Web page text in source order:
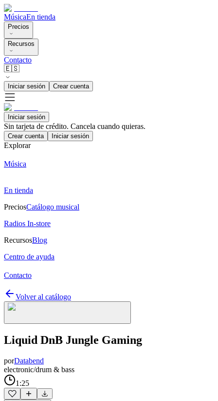
MúsicaEn tienda
Precios
Recursos
Contacto
🇪🇸
Iniciar sesión Crear cuenta
Iniciar sesión
Sin tarjeta de crédito. Cancela cuando quieras.
Crear cuenta Iniciar sesión
Explorar
Música
En tienda
PreciosCatálogo musical
Radios In-store
RecursosBlog
Centro de ayuda
Contacto
Volver al catálogo
Liquid DnB Jungle Gaming
porDatabend
electronic/drum & bass
1:25